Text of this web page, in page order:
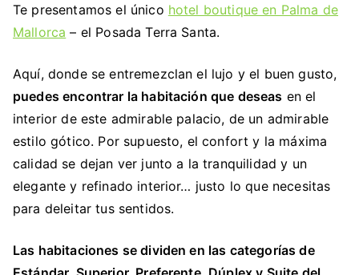
Te presentamos el único hotel boutique en Palma de
Mallorca – el Posada Terra Santa.
Aquí, donde se entremezclan el lujo y el buen gusto,
puedes encontrar la habitación que deseas en el
interior de este admirable palacio, de un admirable
estilo gótico. Por supuesto, el confort y la máxima
calidad se dejan ver junto a la tranquilidad y un
elegante y refinado interior… justo lo que necesitas
para deleitar tus sentidos.
Las habitaciones se dividen en las categorías de